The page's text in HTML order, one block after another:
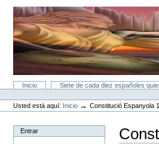
contenido.
Saltar
navegación
Secciones
Inicio Siete de cada diez españoles
Herramientas
Personales
Usted está aquí: Inicio →Constitució Espanyola
Entrar